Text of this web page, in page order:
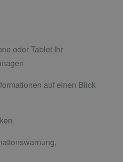
oder Tablet Ihr
auf einen Blick